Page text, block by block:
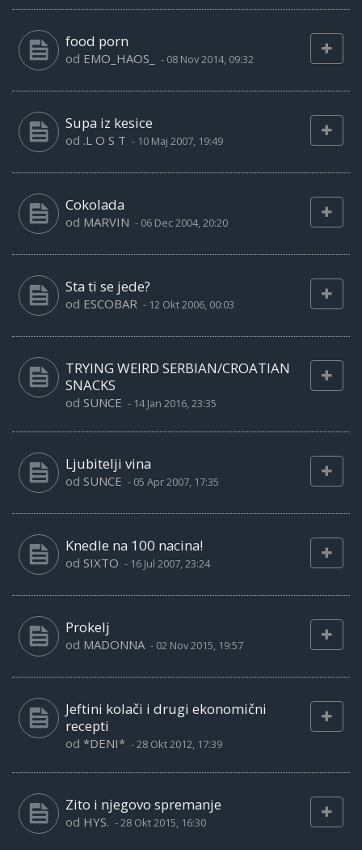
food porn
od EMO_HAOS_ - 08 Nov 2014, 09:32
Supa iz kesice
od .L O S T - 10 Maj 2007, 19:49
Cokolada
od MARVIN - 06 Dec 2004, 20:20
Sta ti se jede?
od ESCOBAR - 12 Okt 2006, 00:03
TRYING WEIRD SERBIAN/CROATIAN
SNACKS
od SUNCE - 14 Jan 2016, 23:35
Ljubitelji vina
od SUNCE - 05 Apr 2007, 17:35
Knedle na 100 nacina!
od SIXTO - 16 Jul 2007, 23:24
Prokelj
od MADONNA - 02 Nov 2015, 19:57
Jeftini kolači i drugi ekonomični
recepti
od *DENI* -28 Okt 2012, 17:39
Zito i njegovo spremanje
od HYS. -28 Okt 2015, 16:30